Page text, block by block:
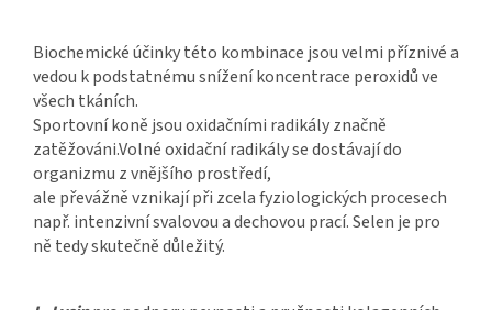
Biochemické účinky této kombinace jsou velmi příznivé a
vedou k podstatnému snížení koncentrace peroxidů ve
všech tkáních.
Sportovní koně jsou oxidačními radikály značně
zatěžováni.Volné oxidační radikály se dostávají do
organizmu z vnějšího prostředí,
ale převážně vznikají při zcela fyziologických procesech
např. intenzivní svalovou a dechovou prací.Selen je pro
ně tedy skutečně důležitý.